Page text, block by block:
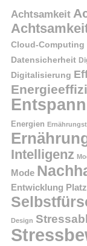
Achtsamkeit
Cloud-Computing
Datensicherheit
Digitalisierung
Energien
Intelligenz
Mode
Entwicklung
Design